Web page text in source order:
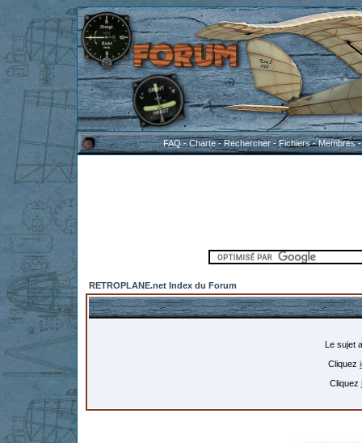
FAQ-Charte-Rechercher-Fichiers-Membres
RETROPLANE.net Index du Forum
Le sujet
Cliquez
Cliquez